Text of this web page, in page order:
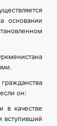
основании
он:
в качестве
вступивший